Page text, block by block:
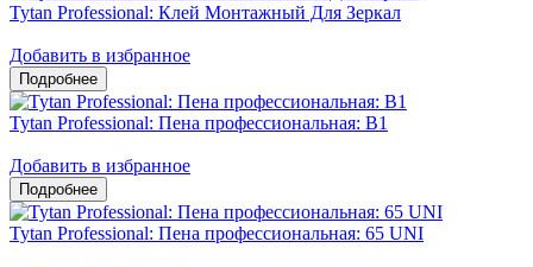
Tytan Professional: Клей Монтажный Для Зеркал
Добавить в избранное
Tytan Professional: Пена профессиональная: B1
Добавить в избранное
Tytan Professional: Пена профессиональная: 65 UNI